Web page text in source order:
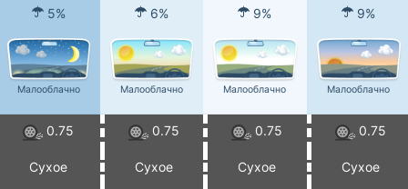
5% 6% 9% 9%
Малооблачно Малооблачно Малооблачно Малооблачно
0.75 0.75 0.75 0.75
Сухое Сухое Сухое Сухое